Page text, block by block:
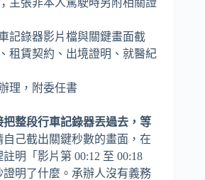
主張非本人駕駛時另附相關證
記錄器影片檔與關鍵畫面截
租賃契約、出境證明、就醫紀
理，附委任書
把整段行車記錄器丟過去，等
自己截出關鍵秒數的畫面，在
明「影片第 00:12 至 00:18
明了什麼。承辦人沒有義務